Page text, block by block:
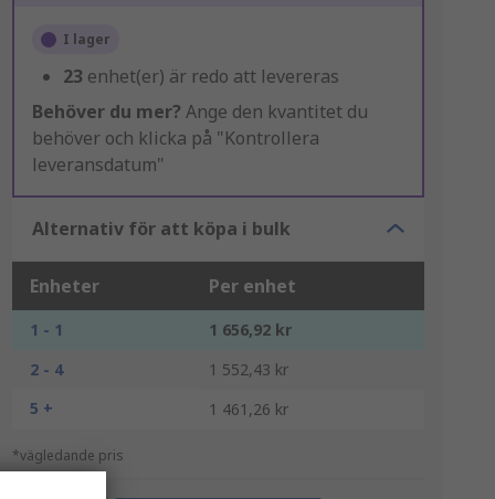
I lager
23 enhet(er) är redo att levereras
Behöver du mer? Ange den kvantitet du
behöver och klicka på "Kontrollera
leveransdatum"
Alternativ för att köpa i bulk
Enheter Per enhet
1 - 1
1 656,92 kr
2 - 4
1 552,43 kr
5 +
1 461,26 kr
*vägledande pris